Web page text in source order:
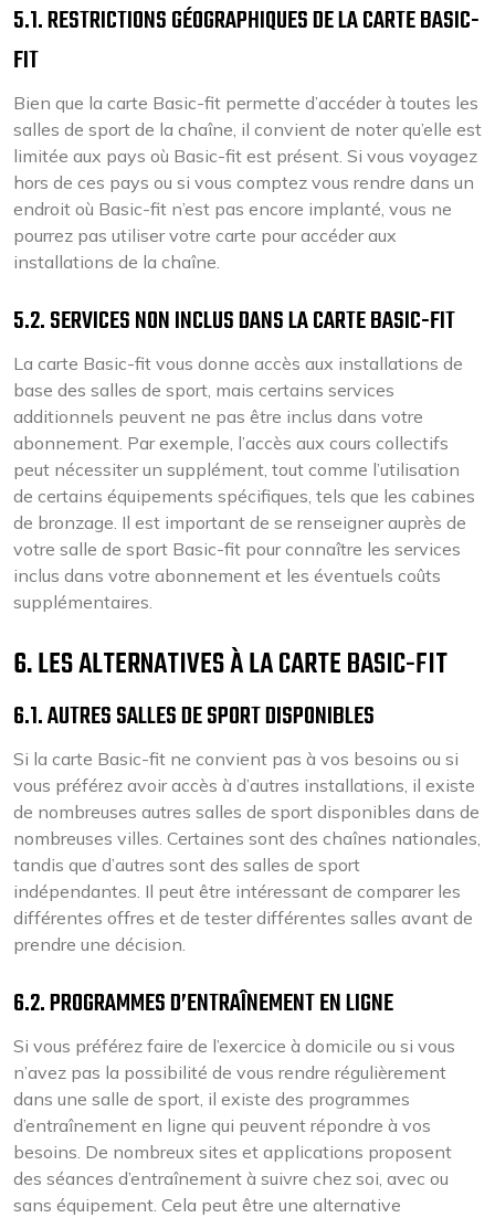
5.1. RESTRICTIONS GÉOGRAPHIQUES DE LA CARTE BASIC-
FIT
Bien que la carte Basic-fit permette d’accéder à toutes les
salles de sport de la chaîne, il convient de noter qu’elle est
limitée aux pays où Basic-fit est présent. Si vous voyagez
hors de ces pays ou si vous comptez vous rendre dans un
endroit où Basic-fit n’est pas encore implanté, vous ne
pourrez pas utiliser votre carte pour accéder aux
installations de la chaîne.
5.2. SERVICES NON INCLUS DANS LA CARTE BASIC-FIT
La carte Basic-fit vous donne accès aux installations de
base des salles de sport, mais certains services
additionnels peuvent ne pas être inclus dans votre
abonnement. Par exemple, l’accès aux cours collectifs
peut nécessiter un supplément, tout comme l’utilisation
de certains équipements spécifiques, tels que les cabines
de bronzage. Il est important de se renseigner auprès de
votre salle de sport Basic-fit pour connaître les services
inclus dans votre abonnement et les éventuels coûts
supplémentaires.
6. LES ALTERNATIVES À LA CARTE BASIC-FIT
6.1. AUTRES SALLES DE SPORT DISPONIBLES
Si la carte Basic-fit ne convient pas à vos besoins ou si
vous préférez avoir accès à d’autres installations, il existe
de nombreuses autres salles de sport disponibles dans de
nombreuses villes. Certaines sont des chaînes nationales,
tandis que d’autres sont des salles de sport
indépendantes. Il peut être intéressant de comparer les
différentes offres et de tester différentes salles avant de
prendre une décision.
6.2. PROGRAMMES D’ENTRAÎNEMENT EN LIGNE
Si vous préférez faire de l’exercice à domicile ou si vous
n’avez pas la possibilité de vous rendre régulièrement
dans une salle de sport, il existe des programmes
d’entraînement en ligne qui peuvent répondre à vos
besoins. De nombreux sites et applications proposent
des séances d’entraînement à suivre chez soi, avec ou
sans équipement. Cela peut être une alternative